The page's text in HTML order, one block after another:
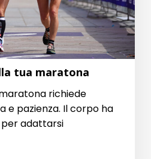
tua maratona
richiede
e pazienza. Il corpo ha
adattarsi